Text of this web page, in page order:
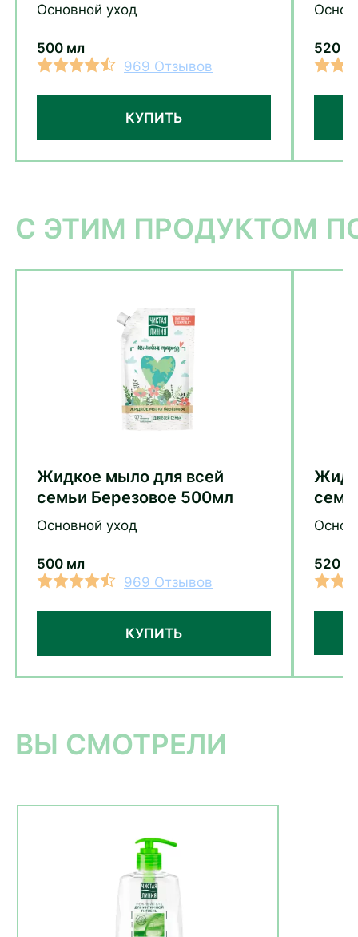
Основной уход
500 мл
969 Отзывов
КУПИТЬ
520
С ЭТИМ ПРОДУКТОМ
Жидкое мыло для всей
семьи Березовое 500мл
Основной уход
500 мл
969 Отзывов
КУПИТЬ
520
ВЫ СМОТРЕЛИ